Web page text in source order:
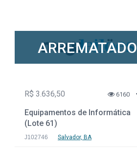
ARREMATADO
R$ 3.636,50 6160
Equipamentos de Informática
(Lote 61)
J102746 Salvador, BA